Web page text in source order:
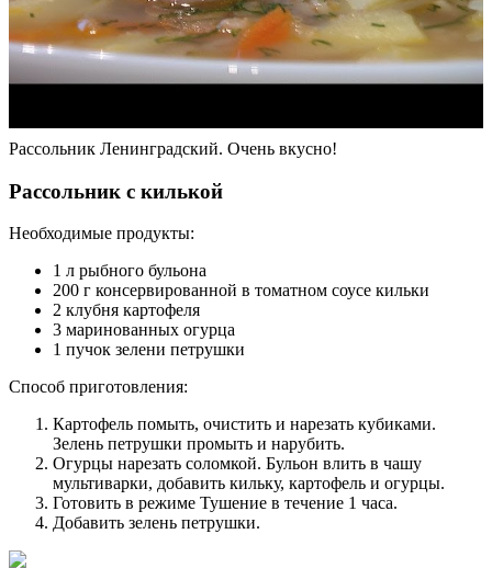
Рассольник Ленинградский. Очень вкусно!
Рассольник с килькой
Необходимые продукты:
1 л рыбного бульона
200 г консервированной в томатном соусе кильки
2 клубня картофеля
3 маринованных огурца
1 пучок зелени петрушки
Способ приготовления:
Картофель помыть, очистить и нарезать кубиками.
Зелень петрушки промыть и нарубить.
Огурцы нарезать соломкой. Бульон влить в чашу
мультиварки, добавить кильку, картофель и огурцы.
Готовить в режиме Тушение в течение 1 часа.
Добавить зелень петрушки.